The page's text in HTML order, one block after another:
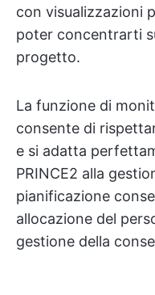
con visualizzazioni
poter concentrarti
progetto.
La funzione di
consente di
e si adatta
PRINCE2 alla
pianificazione
allocazione del
gestione della